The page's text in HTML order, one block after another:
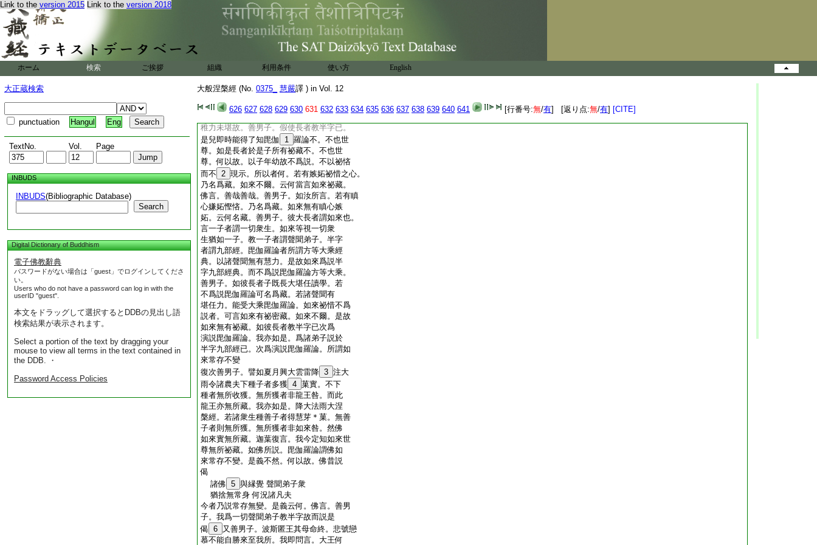
Link to the version 2015 Link to the version 2018
ホーム 検索 ご挨拶 組織 利用条件 使い方 English
大正蔵検索
punctuation Hangul Eng
TextNo. Vol. Page
INBUDS
INBUDS(Bibliographic Database)
Search
Digital Dictionary of Buddhism
電子佛教辭典
パスワードがない場合は「guest」でログインしてくださ
い。
Users who do not have a password can log in with the
userID "guest".
本文をドラッグして選択するとDDBの見出し語
検索結果が表示されます。
Select a portion of the text by dragging your
mouse to view all terms in the text contained in
the DDB. ・
Password Access Policies
大般涅槃經 (No. 0375_ 慧嚴譯 ) in Vol. 12
626 627 628 629 630 631 632 633 634 635 636 637 638 639 640 641 [行番号:無/有] [返り点:無/有] [CITE]
所有珍寶悉用示之。如來亦爾。視諸衆生
同於一子。善男子。如世間人以男女根醜
陋鄙惡以依覆蔽。故名爲藏。如來不爾永
斷此根。以無根故無所覆藏。善男子。如
婆羅門所有語論。終不欲令刹利毘舍首
陀等聞。何以故。以此論中有過惡故。如來
正法則不如是。初中後善。是故不得名爲
祕藏。善男子。譬如長者唯有一子心常憶
念憐愛無已。將詣師所欲令受學。懼不
速成尋便將還。以愛念故晝夜慇懃教其
稚力未堪故。善男子。假使長者教半字已。
是兒即時能得了知毘伽
1 羅論不。不也世
尊。如是長者於是子所有祕藏不。不也世
尊。何以故。以子年幼故不爲説。不以祕悋
而不 2 現示。所以者何。若有嫉妬祕惜之心。
乃名爲藏。如來不爾。云何當言如來祕藏。
佛言。善哉善哉。善男子。如汝所言。若有瞋
心嫌妬慳悋。乃名爲藏。如來無有瞋心嫉
妬。云何名藏。善男子。彼大長者謂如來也。
言一子者謂一切衆生。如來等視一切衆
生猶如一子。教一子者謂聲聞弟子。半字
者謂九部經。毘伽羅論者所謂方等大乘經
典。以諸聲聞無有慧力。是故如來爲説半
字九部經典。而不爲説毘伽羅論方等大乘。
善男子。如彼長者子既長大堪任讀學。若
不爲説毘伽羅論可名爲藏。若諸聲聞有
堪任力。能受大乘毘伽羅論。如來祕惜不爲
説者。可言如來有祕密藏。如來不爾。是故
如來無有祕藏。如彼長者教半字已次爲
演説毘伽羅論。我亦如是。爲諸弟子説於
半字九部經已。次爲演説毘伽羅論。所謂如
來常存不變
復次善男子。譬如夏月興大雲雷降 3 注大
雨令諸農夫下種子者多獲 4 菓實。不下
種者無所收獲。無所獲者非龍王咎。而此
龍王亦無所藏。我亦如是。降大法雨大涅
槃經。若諸衆生種善子者得慧芽＊菓。無善
子者則無所獲。無所獲者非如來咎。然佛
如來實無所藏。迦葉復言。我今定知如來世
尊無所祕藏。如佛所説。毘伽羅論謂佛如
來常存不變。是義不然。何以故。佛昔説
偈
諸佛 5 與縁覺 聲聞弟子衆
猶捨無常身 何況諸凡夫
今者乃説常存無變。是義云何。佛言。善男
子。我爲一切聲聞弟子教半字故而説是
偈 6 又善男子。波斯匿王其母命終。悲號戀
慕不能自勝來至我所。我即問言。大王何